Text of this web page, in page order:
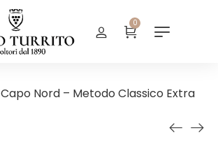
0
Capo Nord – Metodo Classico Extra